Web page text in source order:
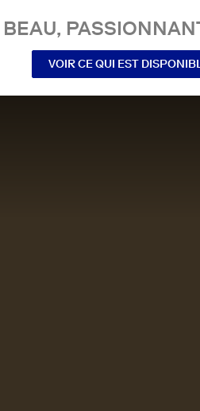
VOIR CE QUI EST